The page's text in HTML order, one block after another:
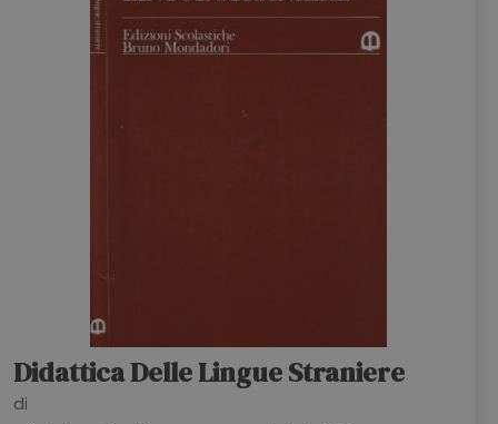
Didattica Delle Lingue Straniere
di